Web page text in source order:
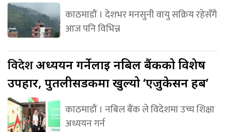
काठमाडौं । देशभर मनसुनी वायु सक्रिय रहेसँगै
आज पनि विभिन्न
विदेशअध्ययन गर्नेलाई नबिल बैंकको विशेष
उपहार, पुतलीसडकमा खुल्यो ‘एजुकेसन हब’
काठमाडौं । नबिल बैंक ले विदेशमा उच्च शिक्षा
अध्ययन गर्न